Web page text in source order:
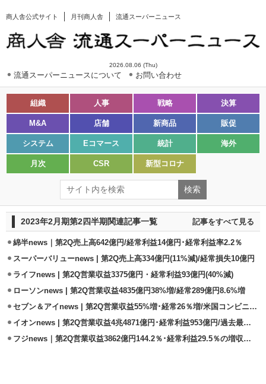
商人舎公式サイト 月刊商人舎 流通スーパーニュース
2026.08.06 (Thu)
流通スーパーニュースについて お問い合わせ
組織 人事 戦略 決算
M&A 店舗 新商品 販促
システム Eコマース 統計 海外
月次 CSR 新型コロナ
2023年2月期第2四半期関連記事一覧 記事をすべて見る
綿半news｜第2Q売上高642億円/経常利益14億円･経常利益率2.2％
スーパーバリューnews | 第2Q売上高334億円(11%減)/経常損失10億円
ライフnews | 第2Q営業収益3375億円・経常利益93億円(40%減)
ローソンnews | 第2Q営業収益4835億円38%増/経常289億円8.6%増
セブン＆アイnews | 第2Q営業収益55%増･経常26％増/米国コンビニの貢献大
イオンnews | 第2Q営業収益4兆4871億円･経常利益953億円/過去最高益
フジnews｜第2Q営業収益3862億円144.2％･経常利益29.5％の増収増益